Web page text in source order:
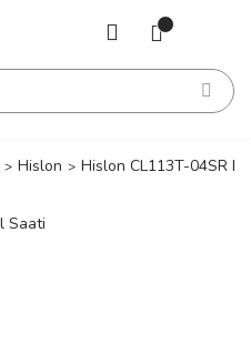
Hislon Hislon CL113T-04SR